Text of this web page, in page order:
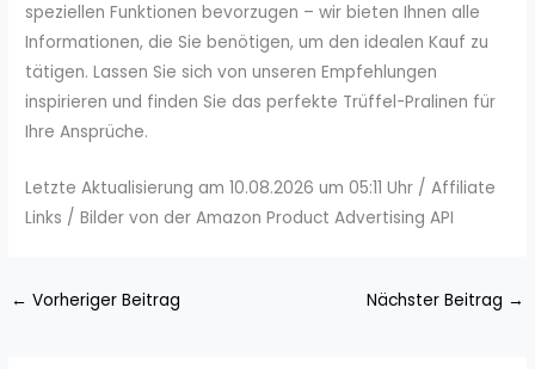
speziellen Funktionen bevorzugen – wir bieten Ihnen alle
Informationen, die Sie benötigen, um den idealen Kauf zu
tätigen. Lassen Sie sich von unseren Empfehlungen
inspirieren und finden Sie das perfekte Trüffel-Pralinen für
Ihre Ansprüche.
Letzte Aktualisierung am 10.08.2026 um 05:11 Uhr / Affiliate
Links / Bilder von der Amazon Product Advertising API
← Vorheriger Beitrag Nächster Beitrag →